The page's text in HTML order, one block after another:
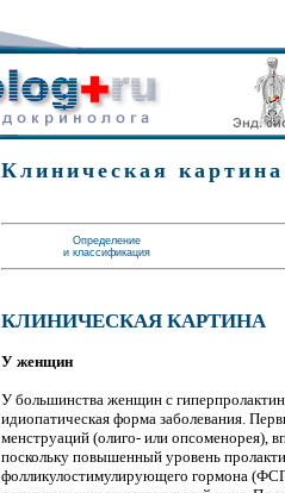
Клиническая картина
Определение
и классификация
КЛИНИЧЕСКАЯ КАРТИНА
У женщин
У большинства женщин с
идиопатическая форма заболевания.
менструаций (олиго- или опсоменорея),
поскольку повышенный уровень
фолликулостимулирующего гормона